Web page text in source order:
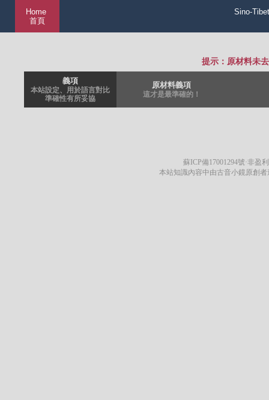
Home
首頁
Sino-
提示：原材料未
義項
本站設定、用於語言對比
準確性有所妥協
原材料義項
這才是最準確的！
蘇ICP備17001294號·非盈
本站知識內容中由古音小鏡原創